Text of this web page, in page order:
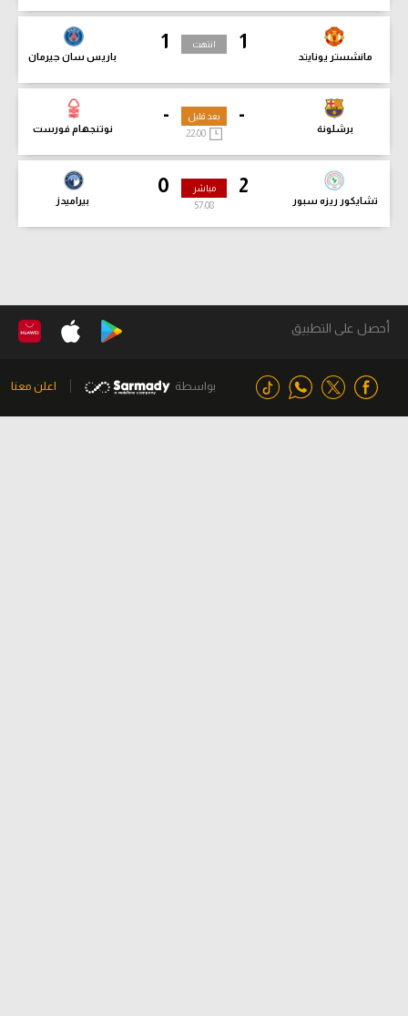
1
مانشستر يونايتد
1
باريس سان جيرمان
انتهت
-
برشلونة
-
نوتنجهام فورست
بعد قليل
2
تشايكور ريزه سبور
0
بيراميدز
مباشر
57:09
أحصل على التطبيق
بواسطة اعلن معنا